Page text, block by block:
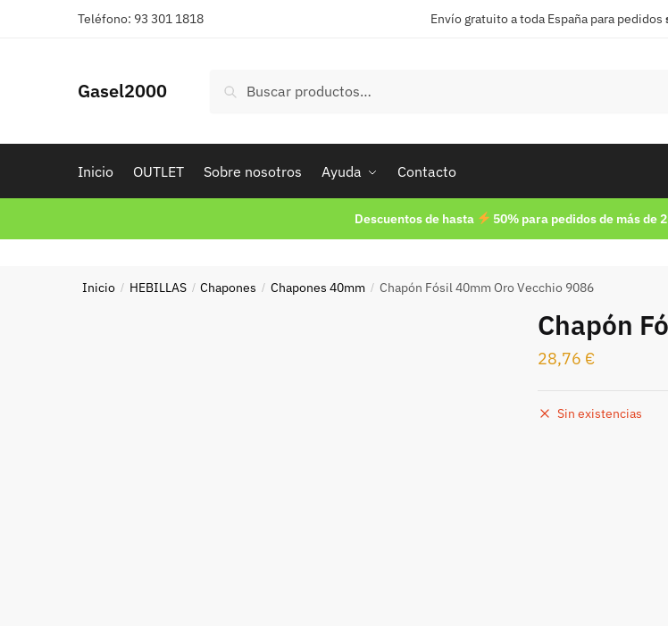
Teléfono: 93 301 1818 Envío gratuito a toda España para pedidos
Gasel2000
por:
Buscar
Inicio OUTLET Sobre nosotros Ayuda Contacto
Descuentos de hasta 50% para pedidos de más de
Inicio / HEBILLAS / Chapones / Chapones 40mm / Chapón Fósil 40mm Oro Vecchio 9086
Chapón
28,76 €
Sin existencias